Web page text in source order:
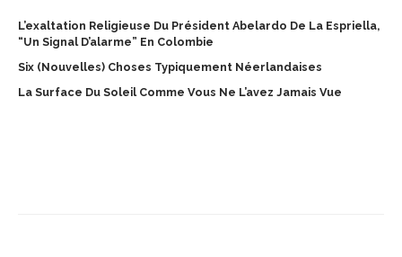
L’exaltation Religieuse Du Président Abelardo De La Espriella,
“un Signal D’alarme” En Colombie
Six (nouvelles) Choses Typiquement Néerlandaises
La Surface Du Soleil Comme Vous Ne L’avez Jamais Vue